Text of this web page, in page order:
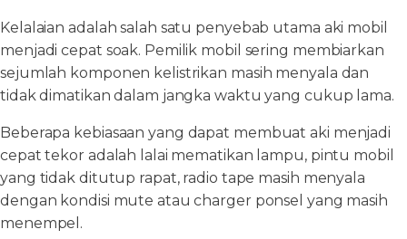
Kelalaian adalah salah satu penyebab utama aki mobil
menjadi cepat soak. Pemilik mobil sering membiarkan
sejumlah komponen kelistrikan masih menyala dan
tidak dimatikan dalam jangka waktu yang cukup lama.
Beberapa kebiasaan yang dapat membuat aki menjadi
cepat tekor adalah lalai mematikan lampu, pintu mobil
yang tidak ditutup rapat, radio tape masih menyala
dengan kondisi mute atau charger ponsel yang masih
menempel.